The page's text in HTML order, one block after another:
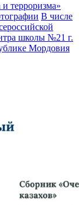
терроризма»
В числе
школы №21 г.
Мордовия